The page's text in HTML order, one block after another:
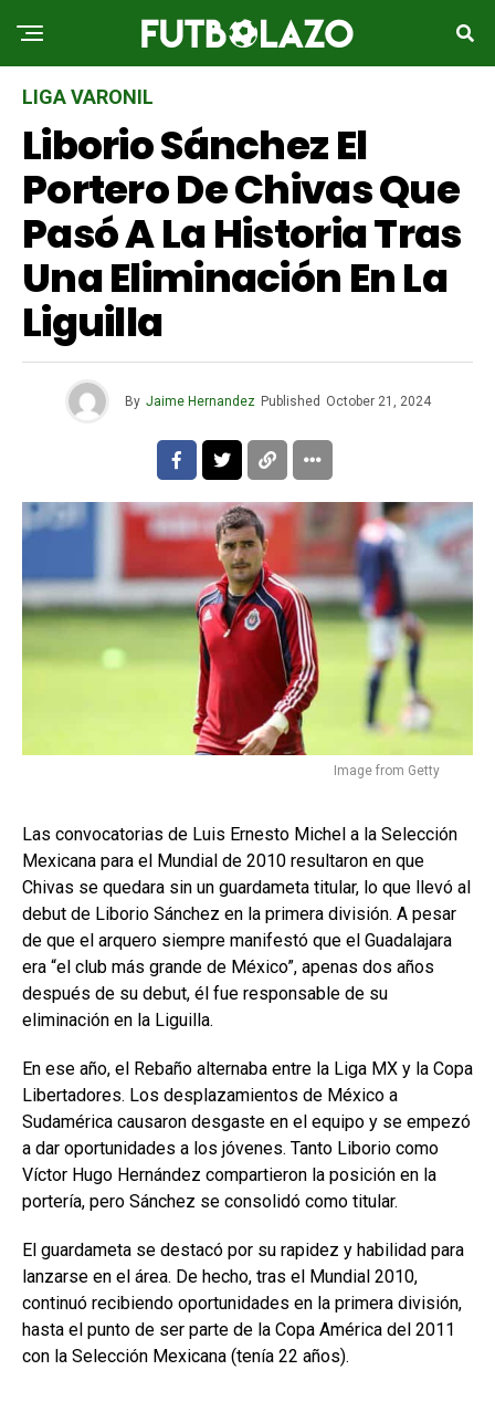
LIGA VARONIL
Liborio Sánchez El
Portero De Chivas Que
Pasó A La Historia Tras
Una Eliminación En La
Liguilla
By Jaime Hernandez Published October 21, 2024
Image from Getty
Las convocatorias de Luis Ernesto Michel a la Selección
Mexicana para el Mundial de 2010 resultaron en que
Chivas se quedara sin un guardameta titular, lo que llevó al
debut de Liborio Sánchez en la primera división. A pesar
de que el arquero siempre manifestó que el Guadalajara
era “el club más grande de México”, apenas dos años
después de su debut, él fue responsable de su
eliminación en la Liguilla.
En ese año, el Rebaño alternaba entre la Liga MX y la Copa
Libertadores. Los desplazamientos de México a
Sudamérica causaron desgaste en el equipo y se empezó
a dar oportunidades a los jóvenes. Tanto Liborio como
Víctor Hugo Hernández compartieron la posición en la
portería, pero Sánchez se consolidó como titular.
El guardameta se destacó por su rapidez y habilidad para
lanzarse en el área. De hecho, tras el Mundial 2010,
continuó recibiendo oportunidades en la primera división,
hasta el punto de ser parte de la Copa América del 2011
con la Selección Mexicana (tenía 22 años).